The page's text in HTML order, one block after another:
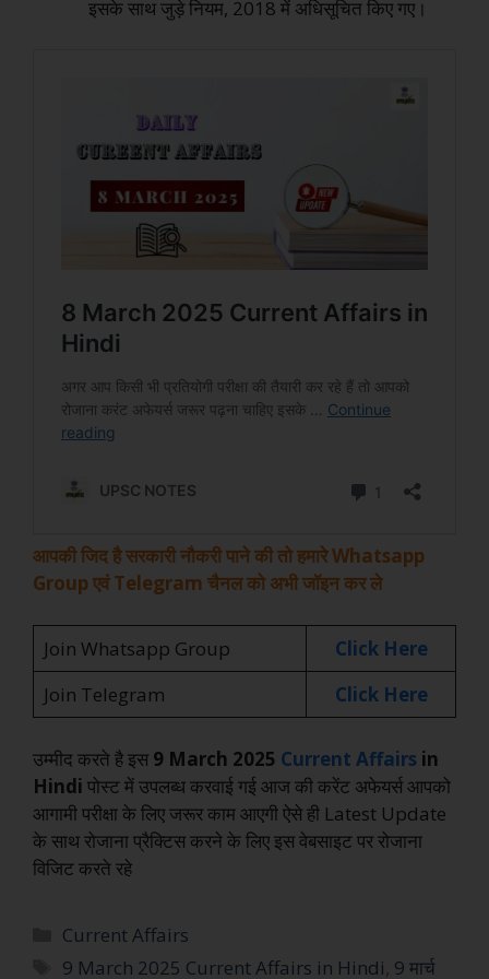
इसके साथ जुड़े नियम, 2018 में अधिसूचित किए गए।
आपकी जिद है सरकारी नौकरी पाने की तो हमारे Whatsapp
Group एवं Telegram चैनल को अभी जॉइन कर ले
Join Whatsapp Group
Click Here
Join Telegram
Click Here
उम्मीद करते है इस 9 March 2025 Current Affairs in
Hindi पोस्ट में उपलब्ध करवाई गई आज की करेंट अफेयर्स आपको
आगामी परीक्षा के लिए जरूर काम आएगी ऐसे ही Latest Update
के साथ रोजाना प्रैक्टिस करने के लिए इस वेबसाइट पर रोजाना
विजिट करते रहे
Current Affairs
9 March 2025 Current Affairs in Hindi, 9 मार्च